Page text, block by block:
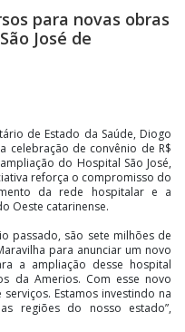
para novas obras
José de
de Estado da Saúde, Diogo
celebração de convênio de R$
do Hospital São José,
reforça o compromisso do
da rede hospitalar e a
Oeste catarinense.
passado, são sete milhões de
para anunciar um novo
a ampliação desse hospital
da Amerios. Com esse novo
Estamos investindo na
regiões do nosso estado”,